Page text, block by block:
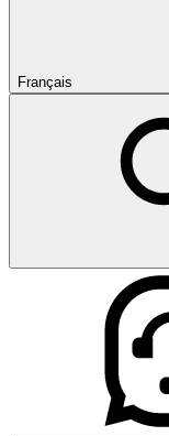
Français